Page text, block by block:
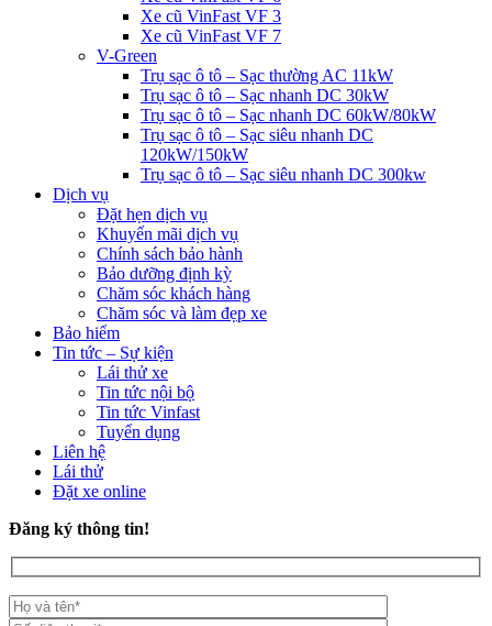
Xe cũ VinFast VF 3
Xe cũ VinFast VF 7
V-Green
Trụ sạc ô tô – Sạc thường AC 11kW
Trụ sạc ô tô – Sạc nhanh DC 30kW
Trụ sạc ô tô – Sạc nhanh DC 60kW/80kW
Trụ sạc ô tô – Sạc siêu nhanh DC
120kW/150kW
Trụ sạc ô tô – Sạc siêu nhanh DC 300kw
Dịch vụ
Đặt hẹn dịch vụ
Khuyến mãi dịch vụ
Chính sách bảo hành
Bảo dưỡng định kỳ
Chăm sóc khách hàng
Chăm sóc và làm đẹp xe
Bảo hiểm
Tin tức – Sự kiện
Lái thử xe
Tin tức nội bộ
Tin tức Vinfast
Tuyển dụng
Liên hệ
Lái thử
Đặt xe online
Đăng ký thông tin!